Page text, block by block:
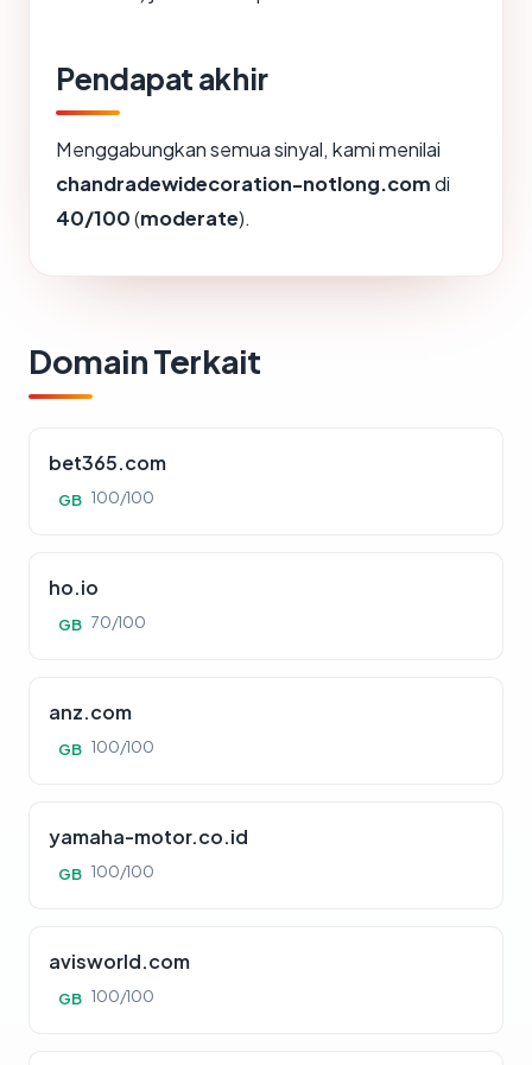
Pendapat akhir
Menggabungkan semua sinyal, kami menilai
chandradewidecoration-notlong.comdi
40/100(moderate).
Domain Terkait
bet365.com
GB 100/100
ho.io
GB 70/100
anz.com
GB 100/100
yamaha-motor.co.id
GB 100/100
avisworld.com
GB 100/100